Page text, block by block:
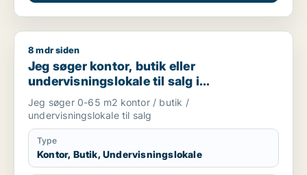
Jeg søger kontor, butik eller undervisningslokale til salg i
8 mdr siden
Jeg søger kontor, butik eller
undervisningslokale til salg i
Storkøbenhavn, Nordsjælland eller Fyn
m.fl.
Jeg søger 0-65 m2 kontor / butik /
undervisningslokale til salg
Type
Kontor, Butik, Undervisningslokale